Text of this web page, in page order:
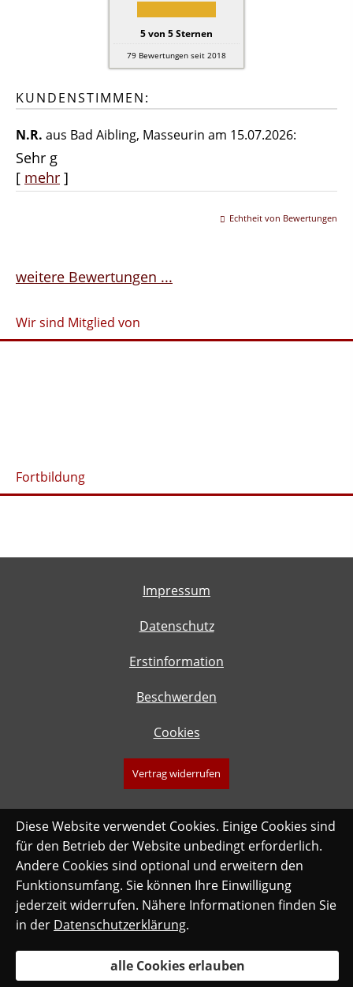
5von 5Sternen
79 Bewertungen seit 2018
KUNDENSTIMMEN:
N.R. aus Bad Aibling, Masseurin am 15.07.2026:
Sehr g
[ mehr ]
Echtheit von Bewertungen
weitere Bewertungen ...
Wir sind Mitglied von
Fortbildung
Impressum
Datenschutz
Erstinformation
Beschwerden
Cookies
Vertrag widerrufen
Diese Website verwendet Cookies. Einige Cookies sind
für den Betrieb der Website unbedingt erforderlich.
Andere Cookies sind optional und erweitern den
Funktionsumfang. Sie können Ihre Einwilligung
jederzeit widerrufen. Nähere Informationen finden Sie
in der Datenschutzerklärung.
alle Cookies erlauben